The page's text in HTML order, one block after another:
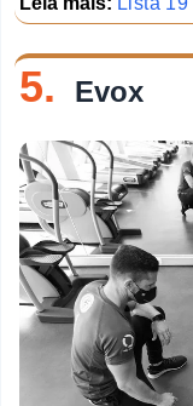
5. Evox